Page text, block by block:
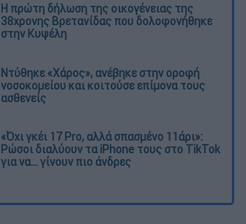
Η πρώτη δήλωση της οικογένειας της
38χρονης Βρετανίδας που δολοφονήθηκε
στην Κυψέλη
Ντύθηκε «Χάρος», ανέβηκε στην οροφή
νοσοκομείου και κοιτούσε επίμονα τους
ασθενείς
«Όχι γκέι 17 Pro, αλλά σπασμένο 11άρι»:
Ρώσοι διαλύουν τα iPhone τους στο TikTok
για να... γίνουν πιο άνδρες